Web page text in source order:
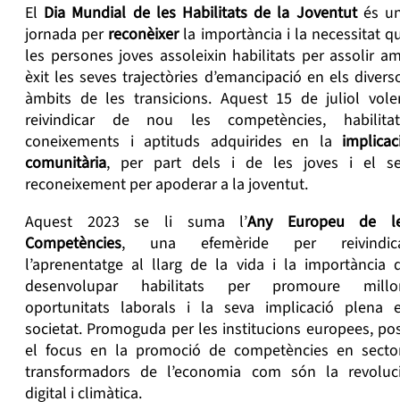
El Dia Mundial de les Habilitats de la Joventutés
jornada per reconèixerla importància i la necessitat
les persones joves assoleixin habilitats per assolir
èxit les seves trajectòries d’emancipació en els
àmbits de les transicions. Aquest 15 de juliol
reivindicar de nou les competències,
coneixements i aptituds adquirides en la
comunitària, per part dels i de les joves i el
reconeixement per apoderar a la joventut.
Aquest 2023 se li suma l’Any Europeu de
Competències, una efemèride per
l’aprenentatge al llarg de la vida i la importància
desenvolupar habilitats per promoure
oportunitats laborals i la seva implicació plena
societat. Promoguda per les institucions europees,
el focus en la promoció de competències en
transformadors de l’economia com són la
digital i climàtica.